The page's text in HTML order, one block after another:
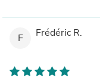
F Frédéric R.